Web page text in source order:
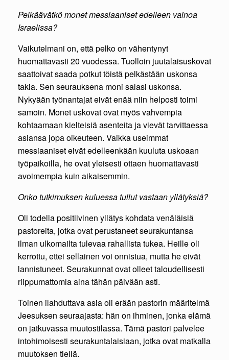
Pelkäävätkö monet messiaaniset edelleen vainoa
Israelissa?
Vaikutelmani on, että pelko on vähentynyt
huomattavasti 20 vuodessa. Tuolloin juutalaisuskovat
saattoivat saada potkut töistä pelkästään uskonsa
takia. Sen seurauksena moni salasi uskonsa.
Nykyään työnantajat eivät enää niin helposti toimi
samoin. Monet uskovat ovat myös vahvempia
kohtaamaan kielteisiä asenteita ja vievät tarvittaessa
asiansa jopa oikeuteen. Vaikka useimmat
messiaaniset eivät edelleenkään kuuluta uskoaan
työpaikoilla, he ovat yleisesti ottaen huomattavasti
avoimempia kuin aikaisemmin.
Onko tutkimuksen kuluessa tullut vastaan yllätyksiä?
Oli todella positiivinen yllätys kohdata venäläisiä
pastoreita, jotka ovat perustaneet seurakuntansa
ilman ulkomailta tulevaa rahallista tukea. Heille oli
kerrottu, ettei sellainen voi onnistua, mutta he eivät
lannistuneet. Seurakunnat ovat olleet taloudellisesti
riippumattomia aina tähän päivään asti.
Toinen ilahduttava asia oli erään pastorin määritelmä
Jeesuksen seuraajasta: hän on ihminen, jonka elämä
on jatkuvassa muutostilassa. Tämä pastori palvelee
intohimoisesti seurakuntalaisiaan, jotka ovat matkalla
muutoksen tiellä.